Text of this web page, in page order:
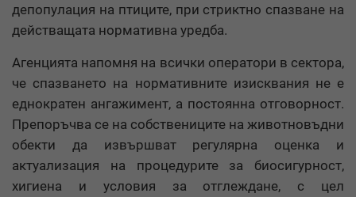
депопулация на птиците, при стриктно спазване на
действащата нормативна уредба.
Агенцията напомня на всички оператори в сектора,
че спазването на нормативните изисквания не е
еднократен ангажимент, а постоянна отговорност.
Препоръчва се на собствениците на животновъдни
обекти да извършват регулярна оценка и
актуализация на процедурите за биосигурност,
хигиена и условия за отглеждане, с цел